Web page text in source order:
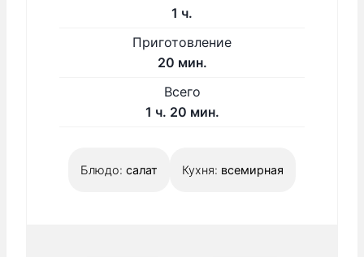
1 ч
с
ч.
Приготовление
20м
н
мин.
Всего
1 чч. 20м
у
мин.
Блюдо: салат Кухня: всемирная